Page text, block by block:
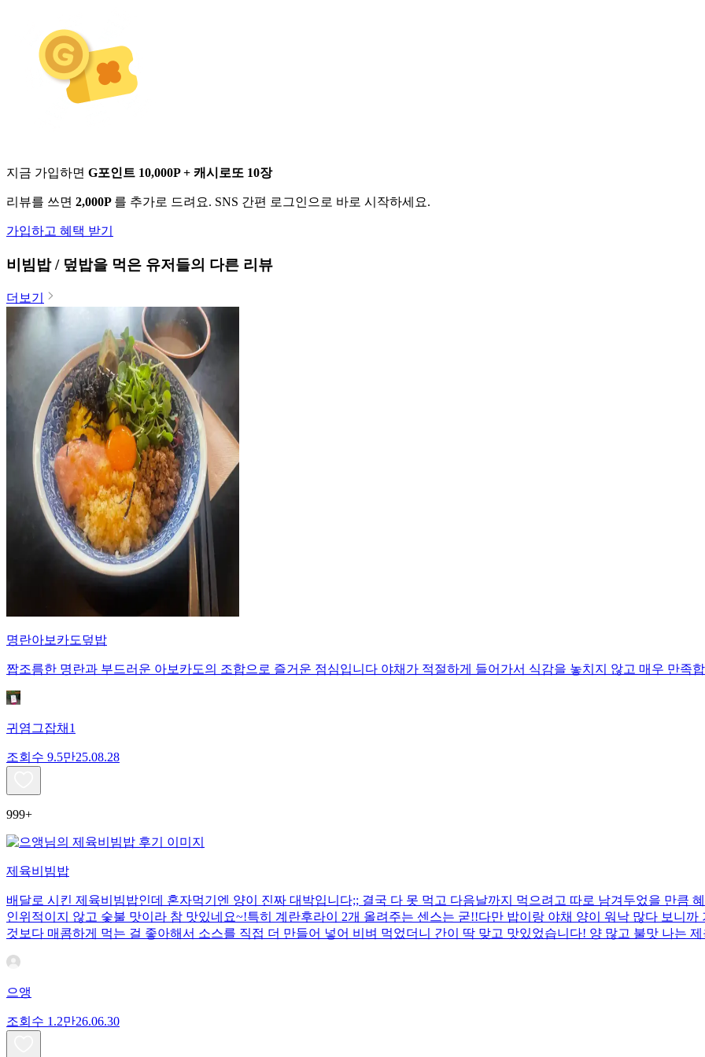
지금 가입하면 G포인트 10,000P + 캐시로또 10장
리뷰를 쓰면 2,000P 를 추가로 드려요. SNS 간편 로그인으로 바로 시작하세요.
가입하고 혜택 받기
비빔밥 / 덮밥을 먹은 유저들의 다른 리뷰
더보기
명란아보카도덮밥
짭조름한 명란과 부드러운 아보카도의 조합으로 즐거운 점심입니다 야채가 적절하게 들어가서 식감을 놓치지 않고 매우 만족
귀염그잡채1
조회수 9.5만25.08.28
999+
제육비빔밥
배달로 시킨 제육비빔밥인데 혼자먹기엔 양이 진짜 대박입니다;; 결국 다 못 먹고 다음날까지 먹으려고 따로 남겨두었을 만큼
인위적이지 않고 숯불 맛이라 참 맛있네요~!특히 계란후라이 2개 올려주는 센스는 굳!! ​다만 밥이랑 야채 양이 워낙 많다 보니
것보다 매콤하게 먹는 걸 좋아해서 소스를 직접 더 만들어 넣어 비벼 먹었더니 간이 딱 맞고 맛있었습니다! 양 많고 불맛 나는
으앵
조회수 1.2만26.06.30